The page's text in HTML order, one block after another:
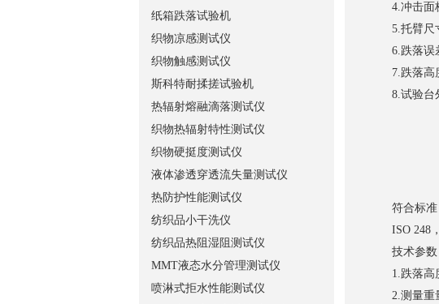
4.冲击面板
5.托臂尺寸
6.跌落误
7.跌落高
8.试验台外
符合标准
ISO 248，
技术参数
1.跌落高
2.测量重量
纸箱跌落试验机
织物凉感测试仪
织物触感测试仪
斯科特耐揉搓试验机
热辐射熔融滴落测试仪
织物热辐射特性测试仪
织物硬挺度测试仪
液体渗透穿透流失量测试仪
热防护性能测试仪
纺织品小干洗仪
纺织品热阻湿阻测试仪
MMT液态水分管理测试仪
喷淋式拒水性能测试仪